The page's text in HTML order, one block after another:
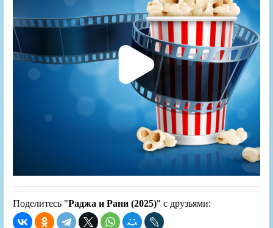
Поделитесь "Раджа и Рани (2025)" с друзьями: